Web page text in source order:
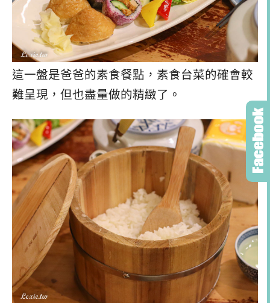
這一盤是爸爸的素食餐點，素食台菜的確會較
難呈現，但也盡量做的精緻了。